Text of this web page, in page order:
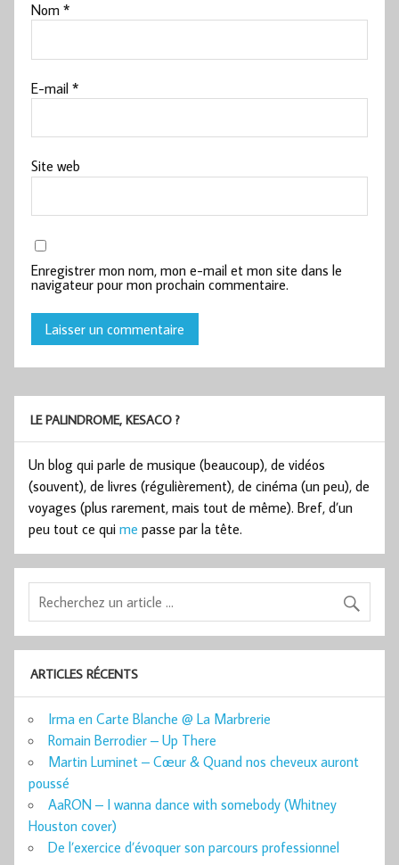
Nom*
E-mail*
Site web
Enregistrer mon nom, mon e-mail et mon site dans le
navigateur pour mon prochain commentaire.
LE PALINDROME, KESACO ?
Un blog qui parle de musique (beaucoup), de vidéos
(souvent), de livres (régulièrement), de cinéma (un peu), de
voyages (plus rarement, mais tout de même). Bref, d’un
peu tout ce qui me passe par la tête.
ARTICLES RÉCENTS
Irma en Carte Blanche @ La Marbrerie
Romain Berrodier – Up There
Martin Luminet – Cœur & Quand nos cheveux auront
poussé
AaRON – I wanna dance with somebody (Whitney
Houston cover)
De l’exercice d’évoquer son parcours professionnel